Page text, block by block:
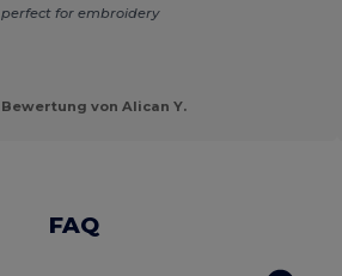
perfect for embroidery
Bewertung von Alican Y.
FAQ